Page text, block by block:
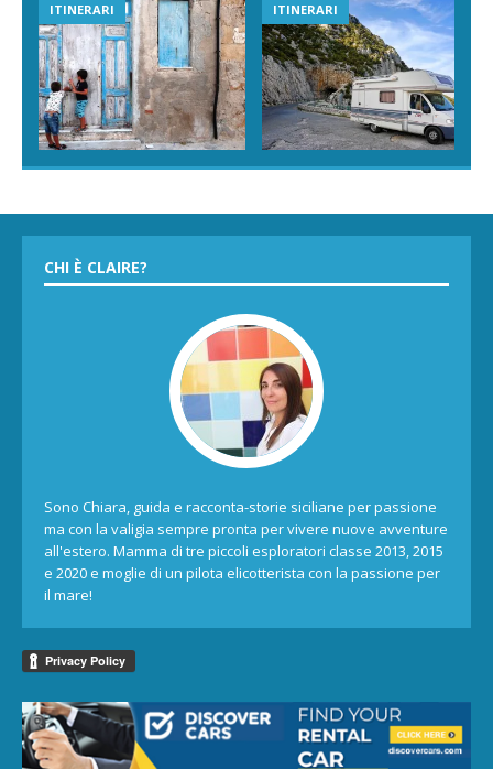
ITINERARI ITINERARI
CHI È CLAIRE?
Sono Chiara, guida e racconta-storie siciliane per passione
ma con la valigia sempre pronta per vivere nuove avventure
all'estero. Mamma di tre piccoli esploratori classe 2013, 2015
e 2020 e moglie di un pilota elicotterista con la passione per
il mare!